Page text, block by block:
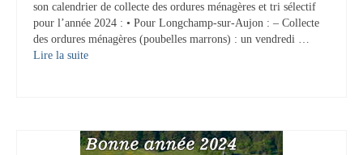
son calendrier de collecte des ordures ménagères et tri sélectif
pour l’année 2024 : • Pour Longchamp-sur-Aujon : – Collecte
des ordures ménagères (poubelles marrons) : un vendredi …
Lire la suite­­